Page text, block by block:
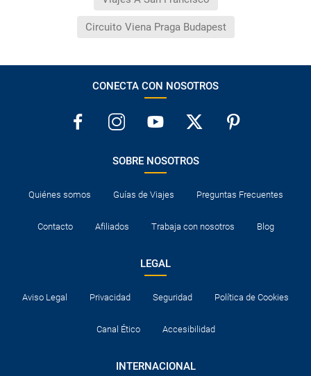
Circuito Viena Praga Budapest
CONECTA CON NOSOTROS
SOBRE NOSOTROS
Quiénes somos Guías de Viajes Preguntas Frecuentes
Contacto Afiliados Trabaja con nosotros Blog
LEGAL
Aviso Legal Privacidad Seguridad Política de Cookies
Canal Ético Accesibilidad
INTERNACIONAL